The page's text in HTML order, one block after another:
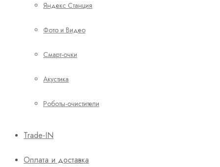
Яндекс Станция
Фото и Видео
Смарт-очки
Акустика
Роботы-очистители
Trade-IN
Оплата и доставка